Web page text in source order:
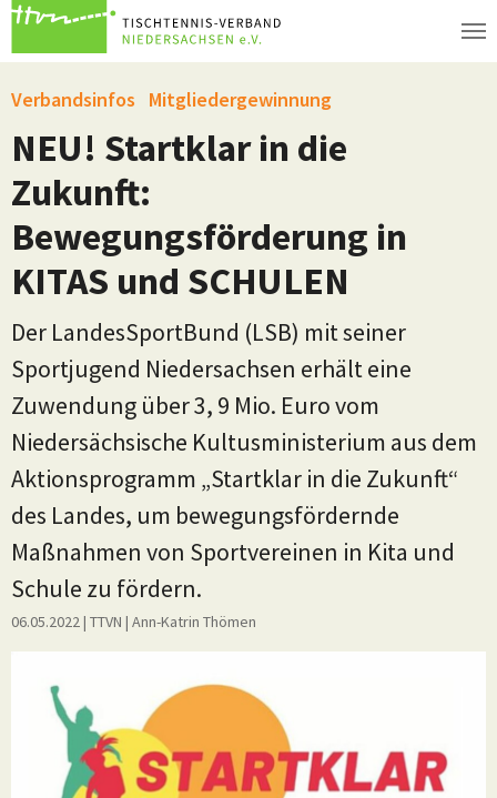
Zum Hauptinhalt springen
Verbandsinfos Mitgliedergewinnung
NEU! Startklar in die
Zukunft:
Bewegungsförderung in
KITAS und SCHULEN
Der LandesSportBund (LSB) mit seiner
Sportjugend Niedersachsen erhält eine
Zuwendung über 3, 9 Mio. Euro vom
Niedersächsische Kultusministerium aus dem
Aktionsprogramm „Startklar in die Zukunft“
des Landes, um bewegungsfördernde
Maßnahmen von Sportvereinen in Kita und
Schule zu fördern.
06.05.2022| TTVN | Ann-Katrin Thömen